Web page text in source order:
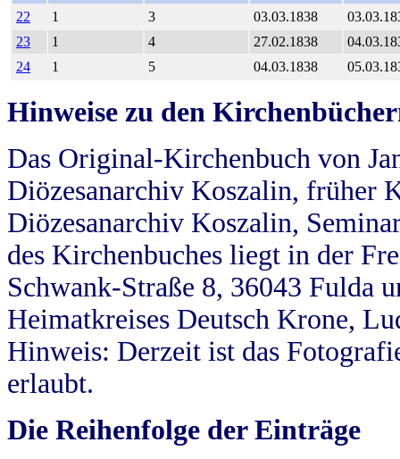
22
1 3 03.03.1838
23
1 4 27.02.1838
24
1 5 04.03.1838
Hinweise zu den
Das Original-Kirchenbuch von
Diözesanarchiv Koszalin, früher
Diözesanarchiv Koszalin,
des Kirchenbuches liegt in der
Schwank-Straße 8, 36043 Fulda
Heimatkreises Deutsch Krone,
Hinweis: Derzeit ist das
erlaubt.
Die Reihenfolge der Einträge